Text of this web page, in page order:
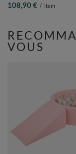
blanc/gris/menthe, Piscine
108,90 € / item
VOUS